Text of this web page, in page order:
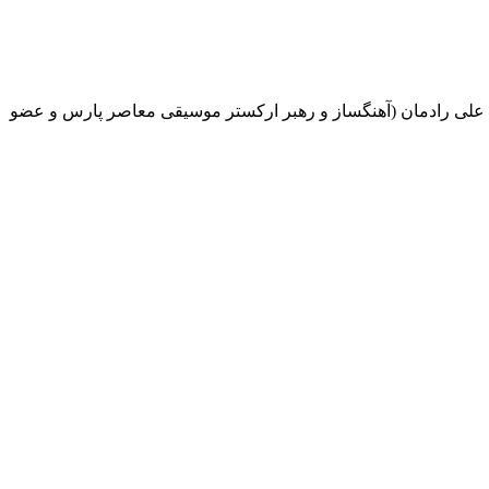
علی رادمان (آهنگساز و رهبر ارکستر موسیقی معاصر پارس و عضو